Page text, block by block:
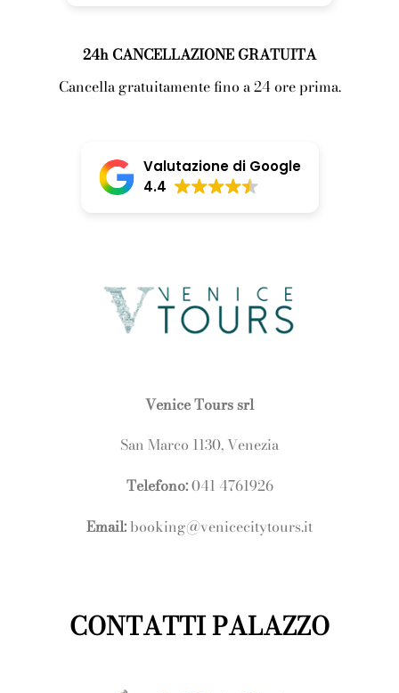
24h CANCELLAZIONE GRATUITA
Cancella gratuitamente fino a 24 ore prima.
Valutazione di Google
4.4
Venice Tours srl
San Marco 1130, Venezia
Telefono:041 4761926
Email: booking@venicecitytours.it
CONTATTI PALAZZO